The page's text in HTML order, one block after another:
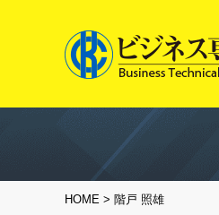
HOME > 階戸 照雄